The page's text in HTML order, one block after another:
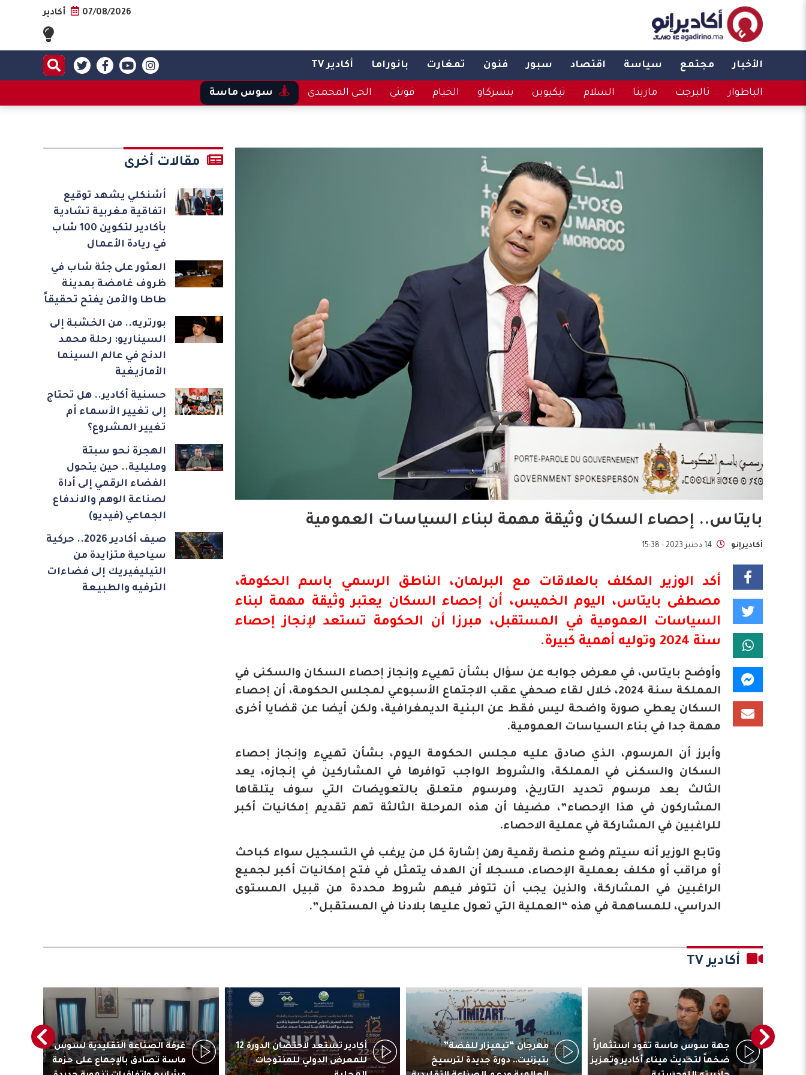
07/08/2026 أكادير
الأخبار مجتمع سياسة اقتصاد سبور فنون تمغارت بانوراما أكادير TV
الباطوار تالبرجت مارينا السلام تيكيوين بنسركاو الخيام فونتي الحي المحمدي سوس ماسة
بايتاس.. إحصاء السكان وثيقة مهمة لبناء السياسات العمومية
أكاديرإنو 14 دجنبر 2023 - 15:38
أكد الوزير المكلف بالعلاقات مع البرلمان، الناطق الرسمي باسم الحكومة،
مصطفى بايتاس، اليوم الخميس، أن إحصاء السكان يعتبر وثيقة مهمة لبناء
السياسات العمومية في المستقبل، مبرزا أن الحكومة تستعد لإنجاز إحصاء
سنة 2024 وتوليه أهمية كبيرة.
وأوضح بايتاس، في معرض جوابه عن سؤال بشأن تهييء وإنجاز إحصاء السكان والسكنى في
المملكة سنة 2024، خلال لقاء صحفي عقب الاجتماع الأسبوعي لمجلس الحكومة، أن إحصاء
السكان يعطي صورة واضحة ليس فقط عن البنية الديمغرافية، ولكن أيضا عن قضايا أخرى
مهمة جدا في بناء السياسات العمومية.
وأبرز أن المرسوم، الذي صادق عليه مجلس الحكومة اليوم، بشأن تهييء وإنجاز إحصاء
السكان والسكنى في المملكة، والشروط الواجب توافرها في المشاركين في إنجازه، يعد
الثالث بعد مرسوم تحديد التاريخ، ومرسوم متعلق بالتعويضات التي سوف يتلقاها
المشاركون في هذا الإحصاء”، مضيفا أن هذه المرحلة الثالثة تهم تقديم إمكانيات أكبر
للراغبين في المشاركة في عملية الاحصاء.
وتابع الوزير أنه سيتم وضع منصة رقمية رهن إشارة كل من يرغب في التسجيل سواء كباحث
أو مراقب أو مكلف بعملية الإحصاء، مسجلا أن الهدف يتمثل في فتح إمكانيات أكبر لجميع
الراغبين في المشاركة، والذين يجب أن تتوفر فيهم شروط محددة من قبيل المستوى
الدراسي، للمساهمة في هذه “العملية التي تعول عليها بلادنا في المستقبل”.
مقالات أخرى
أشنكلي يشهد توقيع
اتفاقية مغربية تشادية
بأكادير لتكوين 100 شاب
في ريادة الأعمال
العثور على جثة شاب في
ظروف غامضة بمدينة
طاطا والأمن يفتح تحقيقاً
بورتريه.. من الخشبة إلى
السيناريو: رحلة محمد
الدنج في عالم السينما
الأمازيغية
حسنية أكادير.. هل تحتاج
إلى تغيير الأسماء أم
تغيير المشروع؟
الهجرة نحو سبتة
ومليلية.. حين يتحول
الفضاء الرقمي إلى أداة
لصناعة الوهم والاندفاع
الجماعي (فيديو)
صيف أكادير 2026.. حركية
سياحية متزايدة من
التيليفيريك إلى فضاءات
الترفيه والطبيعة
أكادير TV
جهة سوس ماسة تقود استثماراً
ضخماً لتحديث ميناء أكادير وتعزيز
مهرجان “تيميزار للفضة”
بتيزنيت.. دورة جديدة لترسيخ
أكادير تستعد لاحتضان الدورة 12
للمعرض الدولي للمنتوجات
غرفة الصناعة التقليدية لسوس
ماسة تصادق بالإجماع على حزمة